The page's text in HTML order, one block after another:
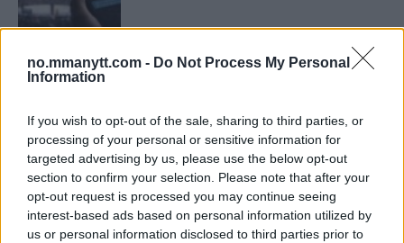
no.mmanytt.com - Do Not Process My Personal
Information
If you wish to opt-out of the sale, sharing to third parties, or
processing of your personal or sensitive information for
targeted advertising by us, please use the below opt-out
section to confirm your selection. Please note that after your
opt-out request is processed you may continue seeing
interest-based ads based on personal information utilized by
us or personal information disclosed to third parties prior to
ALEX PEREIRA
ISLAM MAKHACHEV JAKTER
DOBBELTBELTE ETTER UFC 315
12 May, 2025 11:19